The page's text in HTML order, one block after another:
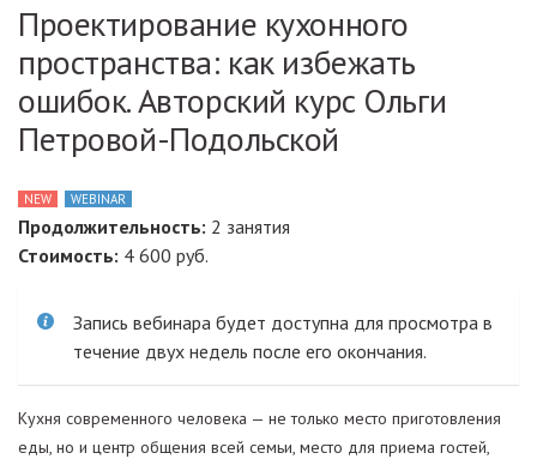
Проектирование кухонного
пространства: как избежать
ошибок. Авторский курс Ольги
Петровой-Подольской
NEW WEBINAR
Продолжительность: 2 занятия
Стоимость: 4 600 руб.
Запись вебинара будет доступна для просмотра в
течение двух недель после его окончания.
Кухня современного человека — не только место приготовления
еды, но и центр общения всей семьи, место для приема гостей,